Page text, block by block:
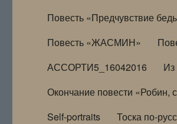
Повесть «Предчувствие
Повесть «ЖАСМИН»
АССОРТИ5_16042016
Из
Окончание повести «Робин,
Self-portraits
Тоска по-